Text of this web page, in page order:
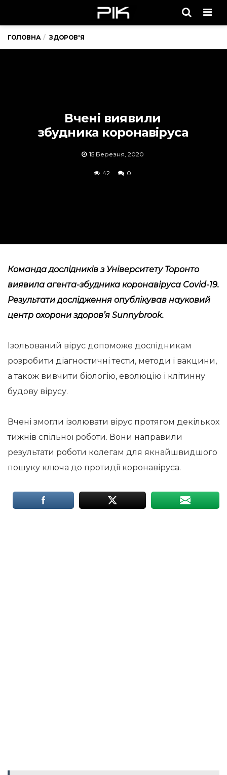
ГОЛОВНА ЗДОРОВ'Я
Вчені виявили
збудника коронавіруса
15 Березня, 2020
42 0
Команда дослідників з Університету Торонто
виявила агента-збудника коронавіруса Covid-19.
Результати дослідження опублікував науковий
центр охорони здоров’я Sunnybrook.
Ізольований вірус допоможе дослідникам
розробити діагностичні тести, методи і вакцини,
а також вивчити біологію, еволюцію і клітинну
будову вірусу.
Вчені змогли ізолювати вірус протягом декількох
тижнів спільної роботи. Вони направили
результати роботи колегам для якнайшвидшого
пошуку ключа до протидії коронавіруса.